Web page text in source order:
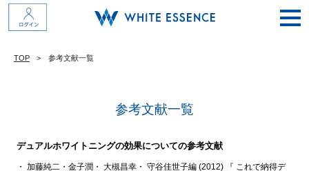
TOP 参考文献一覧
参考文献一覧
デュアルホワイトニングの効果についての参考文献
加藤純二・金子潤・ 大槻昌幸・ 守谷佳世子編 (2012) 『 これで納得デ